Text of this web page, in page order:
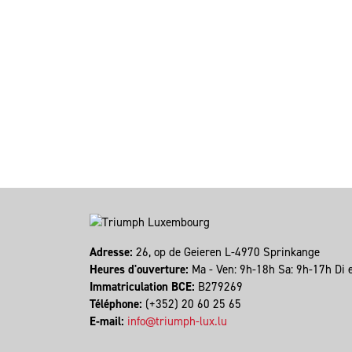
Adresse: 26, op de Geieren L-4970 Sprinkange
Heures d'ouverture: Ma - Ven: 9h-18h Sa: 9h-17h Di
Immatriculation BCE: B279269
Téléphone: (+352) 20 60 25 65
E-mail: info@triumph-lux.lu